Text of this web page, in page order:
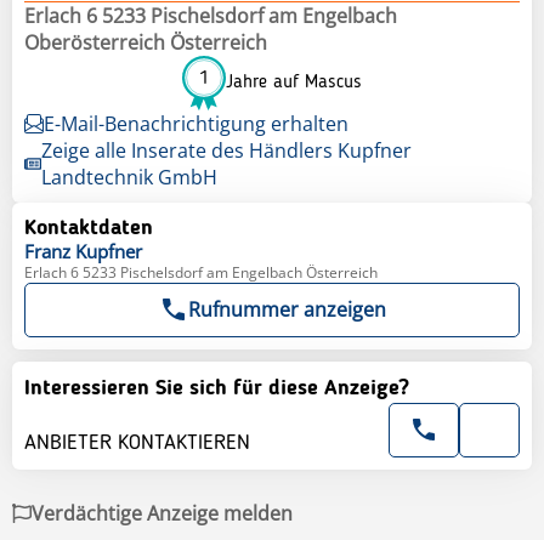
Erlach 6 5233 Pischelsdorf am Engelbach
Oberösterreich Österreich
1 Jahre auf Mascus
E-Mail-Benachrichtigung erhalten
Zeige alle Inserate des Händlers Kupfner
Landtechnik GmbH
Kontaktdaten
Franz Kupfner
Erlach 6 5233 Pischelsdorf am Engelbach Österreich
Rufnummer anzeigen
Interessieren Sie sich für diese Anzeige?
ANBIETER KONTAKTIEREN
Verdächtige Anzeige melden